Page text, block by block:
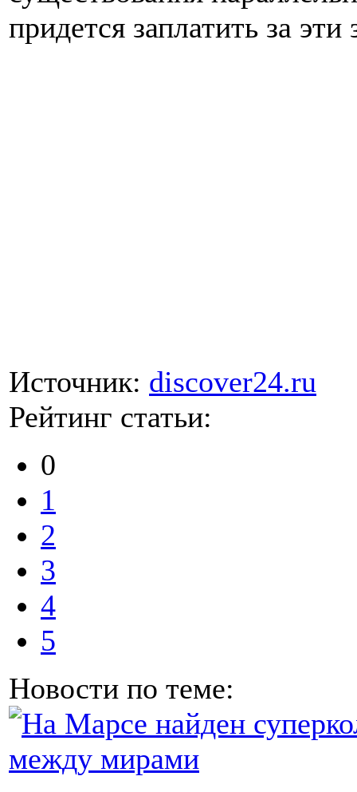
придется заплатить за
Источник: discover24.ru
Рейтинг статьи:
0
1
2
3
4
5
Новости по теме: